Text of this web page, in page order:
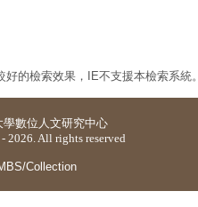
的檢索效果，IE不支援本檢索系統。
學數位人文研究中心
All rights reserved
Collection